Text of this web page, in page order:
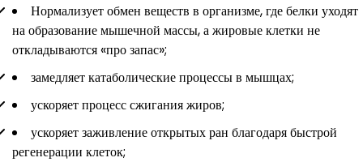
Нормализует обмен веществ в организме, где белки уходят
на образование мышечной массы, а жировые клетки не
откладываются «про запас»;
замедляет катаболические процессы в мышцах;
ускоряет процесс сжигания жиров;
ускоряет заживление открытых ран благодаря быстрой
регенерации клеток;